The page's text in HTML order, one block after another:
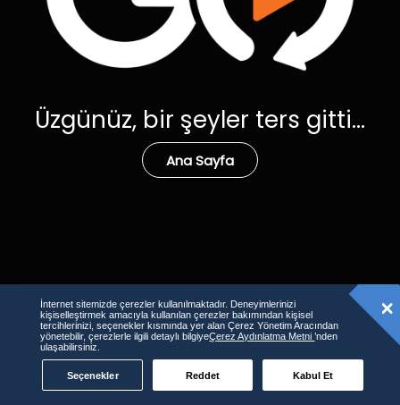
Üzgünüz, bir şeyler ters gitti...
Ana Sayfa
İnternet sitemizde çerezler kullanılmaktadır. Deneyimlerinizi
kişiselleştirmek amacıyla kullanılan çerezler bakımından kişisel
tercihlerinizi, seçenekler kısmında yer alan Çerez Yönetim Aracından
yönetebilir, çerezlerle ilgili detaylı bilgiyeÇerez Aydınlatma Metni’nden
ulaşabilirsiniz.
Seçenekler Reddet Kabul Et